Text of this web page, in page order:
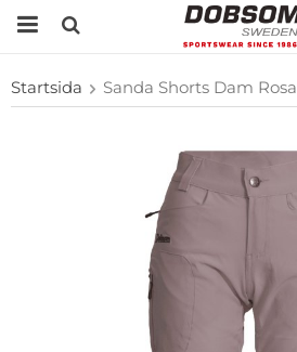
Startsida Sanda Shorts Dam Rosa